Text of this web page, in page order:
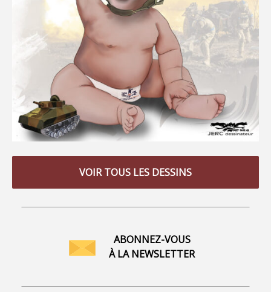
VOIR TOUS LES DESSINS
ABONNEZ-VOUS
À LA NEWSLETTER